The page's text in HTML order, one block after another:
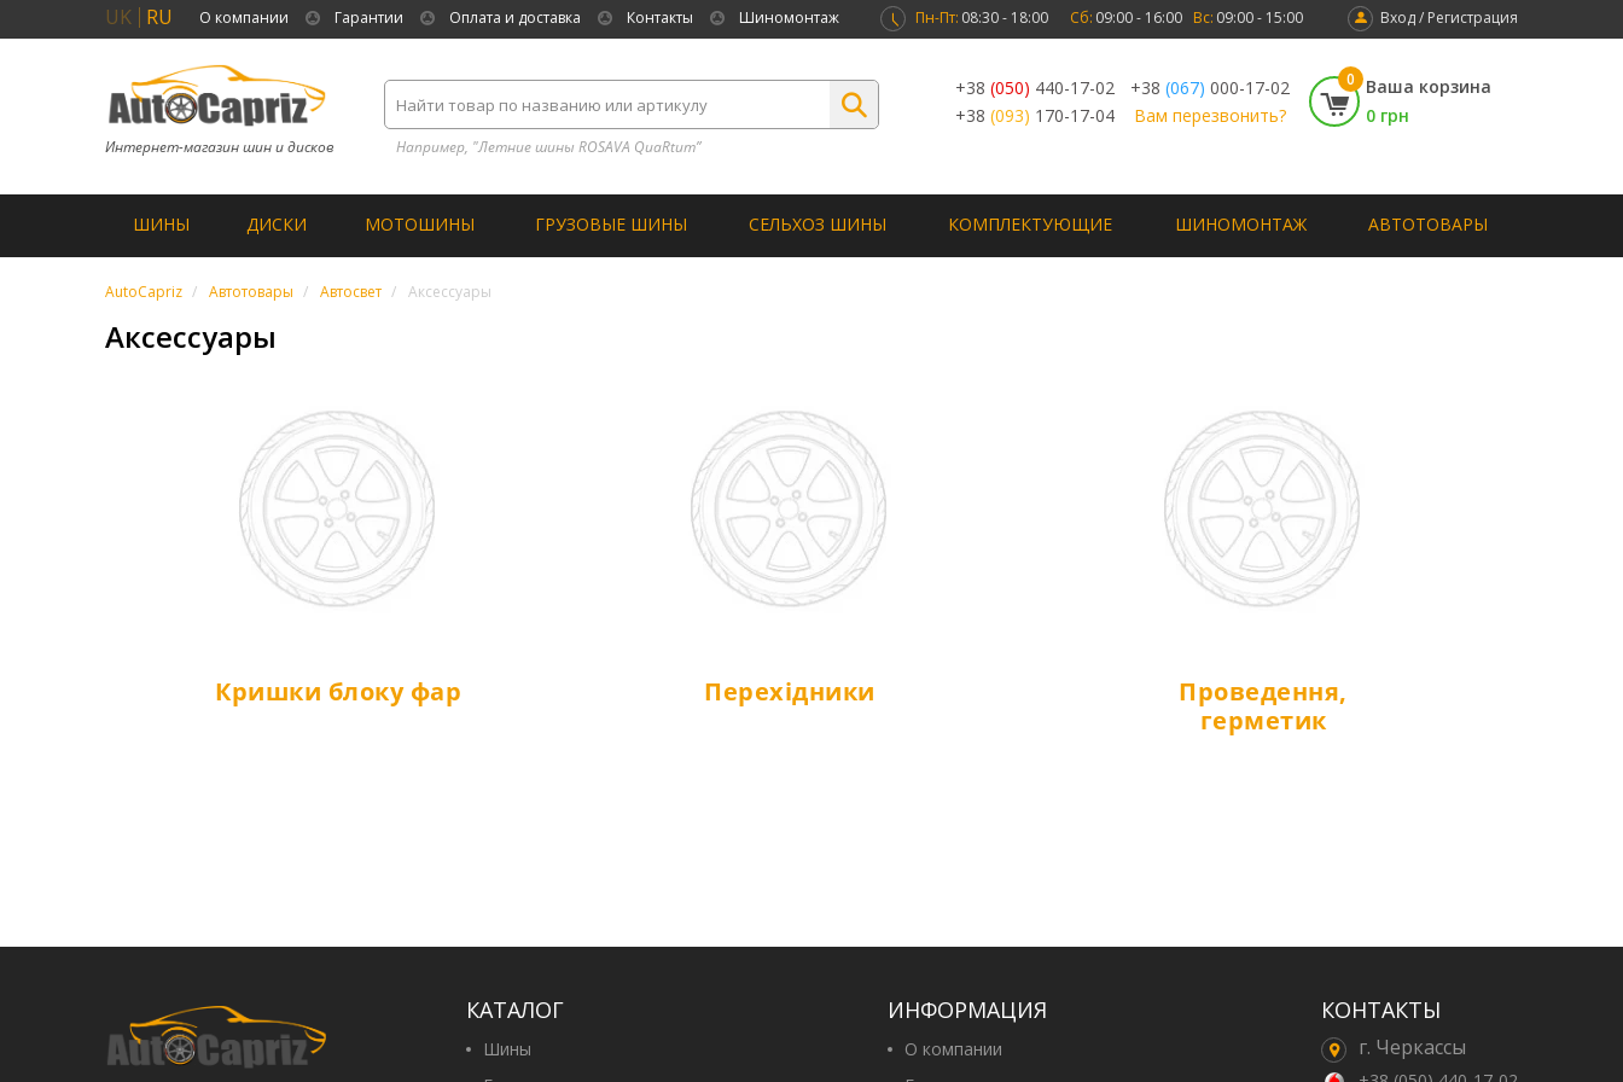
UK RU О компании Гарантии Оплата и доставка Контакты Шиномонтаж Вход / Регистрация
Пн-Пт: 08:30 - 18:00 Сб: 09:00 - 16:00 Вс: 09:00 - 15:00
Интернет-магазин шин и дисков Например, "Летние шины ROSAVA QuaRtum”
+38 (050) 440-17-02 +38 (067) 000-17-02
+38 (093) 170-17-04 Вам перезвонить?
0
Ваша корзина
0 грн
ШИНЫ ДИСКИ МОТОШИНЫ ГРУЗОВЫЕ ШИНЫ СЕЛЬХОЗ ШИНЫ КОМПЛЕКТУЮЩИЕ ШИНОМОНТАЖ АВТОТОВАРЫ
AutoCapriz Автотовары Автосвет Аксессуары
Аксессуары
Кришки блоку фар Перехідники
Проведення,
герметик
КАТАЛОГ
Шины
ИНФОРМАЦИЯ
О компании
КОНТАКТЫ
г. Черкассы